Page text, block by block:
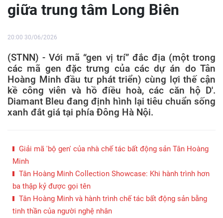
giữa trung tâm Long Biên
20:00 30/06/2026
(STNN) - Với mã “gen vị trí” đắc địa (một trong
các mã gen đặc trưng của các dự án do Tân
Hoàng Minh đầu tư phát triển) cùng lợi thế cận
kề công viên và hồ điều hoà, các căn hộ D'.
Diamant Bleu đang định hình lại tiêu chuẩn sống
xanh đắt giá tại phía Đông Hà Nội.
Giải mã 'bộ gen' của nhà chế tác bất động sản Tân Hoàng
Minh
Tân Hoàng Minh Collection Showcase: Khi hành trình hơn
ba thập kỷ được gọi tên
Tân Hoàng Minh và hành trình chế tác bất động sản bằng
tinh thần của người nghệ nhân